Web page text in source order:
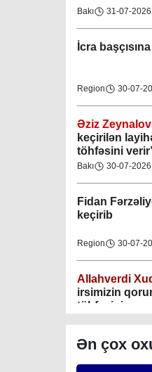
Bakı 31-07-2026
İcra
Region 30-07-
Əziz Zeynalov
keçirilən
töhfəsini
Bakı 30-07-2026
Fidan F
keçirib
Region 30-07-
Allahverdi
irsimizin
töhfəsini
Tahir
səyyar
Ən çox
Gəncə şəhəri
08-04-2023
07-04-2023
Xətai
Mingəçevir
Nəsimi